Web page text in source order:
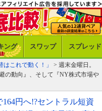
ング スワップ スプレッド
これで動く！」
> 週末金曜日。
の動向』、そして『NY株式市場や
円へ!?セントラル短資